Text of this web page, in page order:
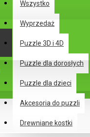
Wszystko
Wyprzedaż
Puzzle 3D i 4D
Puzzle dla dorosłych
Puzzle dla dzieci
Akcesoria do puzzli
Drewniane kostki